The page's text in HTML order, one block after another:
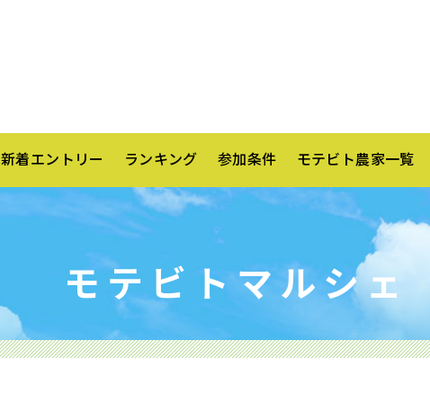
新着エントリー ランキング 参加条件 モテビト農家一覧
モテビトマルシェ